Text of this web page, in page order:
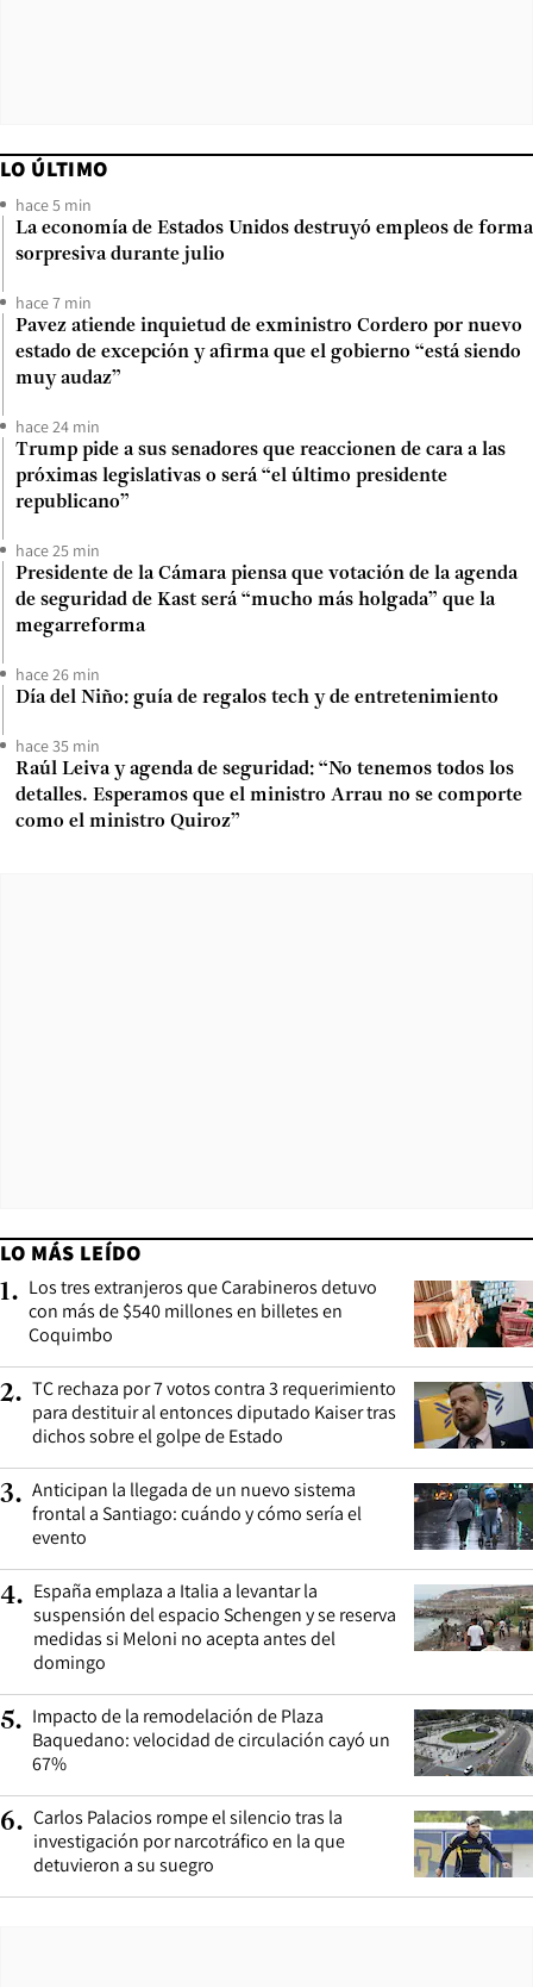
LO ÚLTIMO
hace 5 min
La economía de Estados Unidos destruyó empleos de forma
sorpresiva durante julio
hace 7 min
Pavez atiende inquietud de exministro Cordero por nuevo
estado de excepción y afirma que el gobierno “está siendo
muy audaz”
hace 24 min
Trump pide a sus senadores que reaccionen de cara a las
próximas legislativas o será “el último presidente
republicano”
hace 25 min
Presidente de la Cámara piensa que votación de la agenda
de seguridad de Kast será “mucho más holgada” que la
megarreforma
hace 26 min
Día del Niño: guía de regalos tech y de entretenimiento
hace 35 min
Raúl Leiva y agenda de seguridad: “No tenemos todos los
detalles. Esperamos que el ministro Arrau no se comporte
como el ministro Quiroz”
LO MÁS LEÍDO
1. Los tres extranjeros que Carabineros detuvo
con más de $540 millones en billetes en
Coquimbo
2. TC rechaza por 7 votos contra 3 requerimiento
para destituir al entonces diputado Kaiser tras
dichos sobre el golpe de Estado
3. Anticipan la llegada de un nuevo sistema
frontal a Santiago: cuándo y cómo sería el
evento
4. España emplaza a Italia a levantar la
suspensión del espacio Schengen y se reserva
medidas si Meloni no acepta antes del
domingo
5. Impacto de la remodelación de Plaza
Baquedano: velocidad de circulación cayó un
67%
6. Carlos Palacios rompe el silencio tras la
investigación por narcotráfico en la que
detuvieron a su suegro